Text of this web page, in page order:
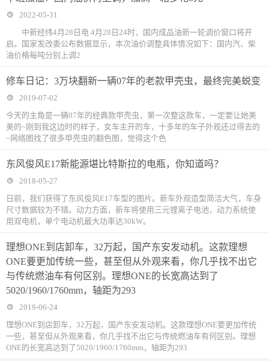
2022-05-31
中新经纬4月28日电 4月28日24时，国内成品油新一轮调价窗口将开
启。国家发改委公布数据显示，本次油价调整具体情况如下：国内汽、柴
油价格每吨分别上调2
修车日记：3万块翻新一辆07年的老款甲壳虫，最终完美蜕变
2019-07-02
今天的主角是一辆07年的经典款甲壳虫，第一次整这款车，一定要让她美
美的~刚到我这边时的样子，女车主开的车，十多年的车子外观还过得去的
~网络图找了很多甲壳虫的翻色图，觉得这个色
东风俊风E17新能源堪比特斯拉的电瓶，你知道吗？
2018-05-27
日前，我们获得了东风俊风E17车型的图片。新车外观造型简洁大气，车身
尺寸数据较为不错。动力方面，新车将使用三元锂离子电池，动力系统使
用双电机，单个电动机最大功率达30kW。
理想ONE到店卸车，32万起，国产东安发动机。这款理想
ONE要更加传统一些，甚至但从外观来看，你几乎找不出它
与传统燃油车有何区别。理想ONE的长宽高达到了
5020/1960/1760mm，轴距为293
2019-06-24
理想ONE到店卸车，32万起，国产东安发动机。这款理想ONE要更加传统
一些，甚至但从外观来看，你几乎找不出它与传统燃油车有何区别。理想
ONE的长宽高达到了5020/1960/1760mm，轴距为293